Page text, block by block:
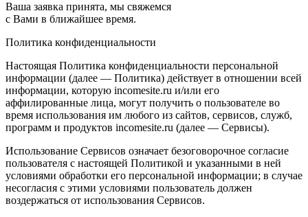
Ваша заявка принята, мы свяжемся
с Вами в ближайшее время.
Политика конфиденциальности
Настоящая Политика конфиденциальности персональной
информации (далее — Политика) действует в отношении всей
информации, которую incomesite.ru и/или его
аффилированные лица, могут получить о пользователе во
время использования им любого из сайтов, сервисов, служб,
программ и продуктов incomesite.ru (далее — Сервисы).
Использование Сервисов означает безоговорочное согласие
пользователя с настоящей Политикой и указанными в ней
условиями обработки его персональной информации; в случае
несогласия с этими условиями пользователь должен
воздержаться от использования Сервисов.